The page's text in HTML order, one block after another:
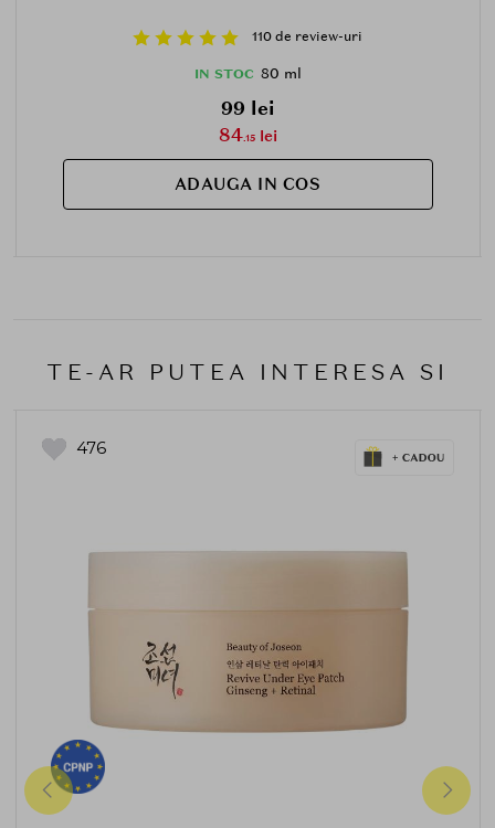
110 de review-uri
IN STOC 80 ml
99 lei
84.15lei
ADAUGA IN COS
TE-AR PUTEA INTERESA SI
476